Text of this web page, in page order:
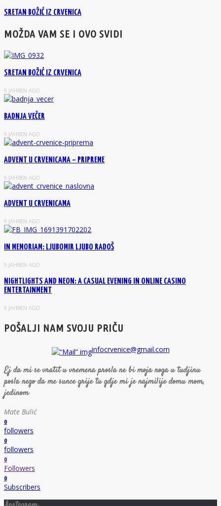
SRETAN BOŽIĆ IZ CRVENICA
MOŽDA VAM SE I OVO SVIDI
SRETAN BOŽIĆ IZ CRVENICA
9 JAHREN AGO
BADNJA VEČER
9 JAHREN AGO
ADVENT U CRVENICAMA – PRIPREME
9 JAHREN AGO
ADVENT U CRVENICAMA
9 JAHREN AGO
IN MEMORIAM: LJUBOMIR LJUBO RADOŠ
9 JAHREN AGO
NIGHTLIGHTS AND NEON: A CASUAL EVENING IN ONLINE CASINO
ENTERTAINMENT
9 JAHREN AGO
POŠALJI NAM SVOJU PRIČU
infocrvenice@gmail.com
Ej da mi se vratit u vremena prosla ne bi moja noga u tudjinu
posla nego da me sunce grije tu gdje mi je najmilije domu mom,
jedinom
Mate Bulić
0
followers
0
followers
0
Followers
0
Subscribers